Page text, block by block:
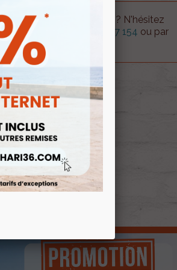
technique sur le produit ? N'hésitez
technique au
0254 277 154 ou par
AU PANIER